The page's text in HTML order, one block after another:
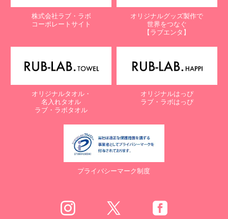
株式会社ラブ・ラボ
コーポレートサイト
オリジナルグッズ製作で
世界をつなぐ
【ラブエンタ】
オリジナルタオル・
名入れタオル
ラブ・ラボタオル
オリジナルはっぴ
ラブ・ラボはっぴ
プライバシーマーク制度